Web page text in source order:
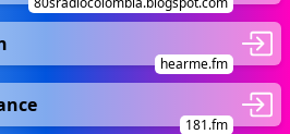
hearme.fm
181.fm